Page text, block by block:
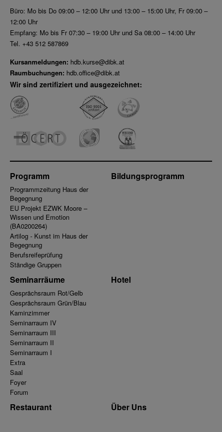
Büro: Mo bis Do 09:00 – 12:00 Uhr und 13:00 – 15:00 Uhr, Fr 09:00 –
12:00 Uhr
Empfang: Mo bis Fr 07:30 – 19:00 Uhr und Sa 08:00 – 14:00 Uhr
Tel. +43 512 587869
Kursanmeldungen: hdb.kurse@dibk.at
Raumbuchungen: hdb.office@dibk.at
Wir sind zertifiziert und ausgezeichnet:
Programm
Programmzeitung Haus der
Begegnung
EU Projekt EZWK Moore –
Wissen und Emotion
(BA0200264)
Artilog - Kunst im Haus der
Begegnung
Berufsreifeprüfung
Ständige Gruppen
Bildungsprogramm
Seminarräume
Gesprächsraum Rot/Gelb
Gesprächsraum Grün/Blau
Kaminzimmer
Seminarraum IV
Seminarraum III
Seminarraum II
Seminarraum I
Extra
Saal
Foyer
Forum
Hotel
Restaurant Über Uns